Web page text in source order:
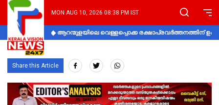
MON AUG 10, 2026 08:38 PM IST
ആറന്മുളയിലെ വെള്ളപ്പൊക്ക രക്ഷാപ്രവര്‍ത്തനത്തിന്
Share this Article